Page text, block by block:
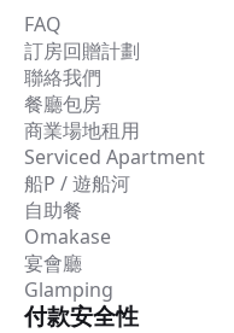
FAQ
訂房回贈計劃
聯絡我們
餐廳包房
商業場地租用
Serviced Apartment
船P / 遊船河
自助餐
Omakase
宴會廳
Glamping
付款安全性